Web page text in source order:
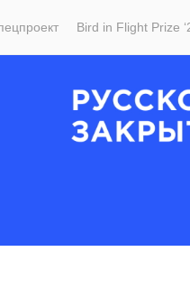
Bird in Flight Prize